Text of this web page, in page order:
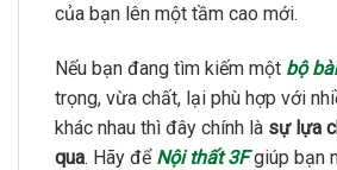
của bạn lên một tầm cao mới.
Nếu bạn đang tìm kiếm một bộ
trọng, vừa chất, lại phù hợp với
khác nhau thì đây chính là sự lựa
qua. Hãy để Nội thất 3Fgiúp bạn